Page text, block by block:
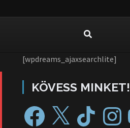
[wpdreams_ajaxsearchlite]
KÖVESS MINKET!